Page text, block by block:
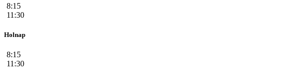
8:15
11:30
Holnap
8:15
11:30